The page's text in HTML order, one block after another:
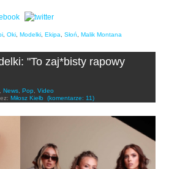
Oki Modelki Ekipa Słoń Malik Montana
"To zaj*bisty rapowy
News Pop
Video
Miłosz Kiełb (komentarze: 11)